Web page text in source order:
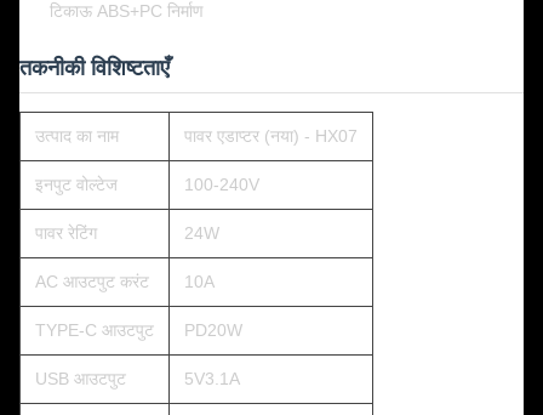
टिकाऊ ABS+PC निर्माण
तकनीकी विशिष्टताएँ
उत्पाद का नाम पावर एडाप्टर (नया) - HX07
इनपुट वोल्टेज 100-240V
पावर रेटिंग 24W
AC आउटपुट करंट 10A
TYPE-C आउटपुट PD20W
USB आउटपुट 5V3.1A